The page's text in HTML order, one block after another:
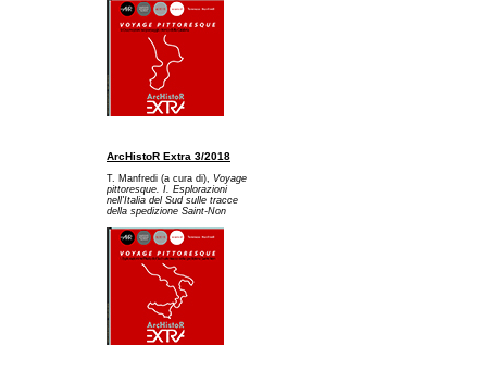
ArcHistoR Extra 3/2018
T. Manfredi (a cura di), Voyage
pittoresque. I. Esplorazioni
nell'Italia del Sud sulle tracce
della spedizione Saint-Non